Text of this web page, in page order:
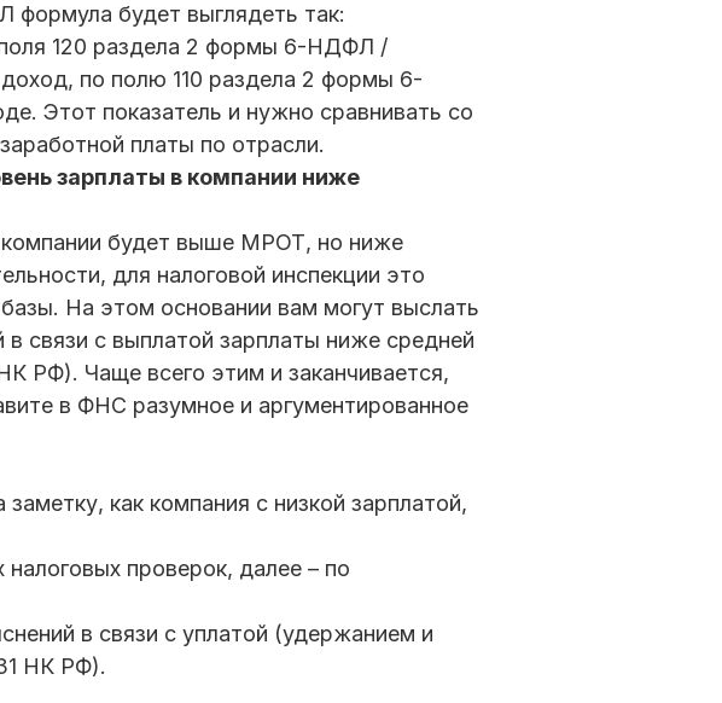
будет выглядеть так:
120 раздела 2 формы 6-НДФЛ /
по полю 110 раздела 2 формы 6-
Этот показатель и нужно сравнивать со
платы по отрасли.
зарплаты в компании ниже
компании будет выше МРОТ, но ниже
для налоговой инспекции это
На этом основании вам могут выслать
связи с выплатой зарплаты ниже средней
РФ). Чаще всего этим и заканчивается,
в ФНС разумное и аргументированное
как компания с низкой зарплатой,
проверок, далее – по
в связи с уплатой (удержанием и
НК РФ).